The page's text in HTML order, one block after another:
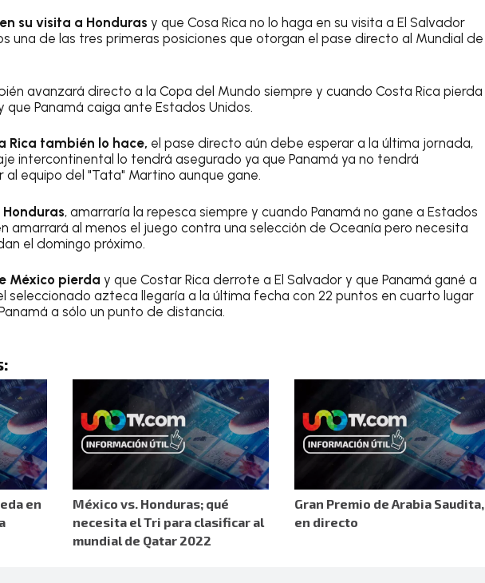
su visita a Honduras y que Cosa Rica no lo haga en su visita a El Salvador
una de las tres primeras posiciones que otorgan el pase directo al Mundial de
avanzará directo a la Copa del Mundo siempre y cuando Costa Rica pierda
que Panamá caiga ante Estados Unidos.
Rica también lo hace, el pase directo aún debe esperar a la última jornada,
intercontinental lo tendrá asegurado ya que Panamá ya no tendrá
equipo del "Tata" Martino aunque gane.
, amarraría la repesca siempre y cuando Panamá no gane a Estados
amarrará al menos el juego contra una selección de Oceanía pero necesita
el domingo próximo.
México pierda y que Costar Rica derrote a El Salvador y que Panamá gané a
seleccionado azteca llegaría a la última fecha con 22 puntos en cuarto lugar
a sólo un punto de distancia.
en
México vs. Honduras; qué
necesita el Tri para clasificar al
mundial de Qatar 2022
Gran Premio de Arabia Saudita,
en directo